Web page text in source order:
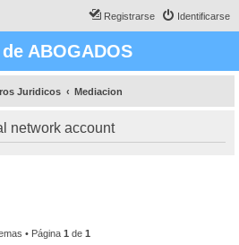
Identificarse
Registrarse
ABOGADOS
Juridicos Mediacion
network account
• Página 1 de 1